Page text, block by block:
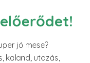
jó mese?
kaland, utazás,